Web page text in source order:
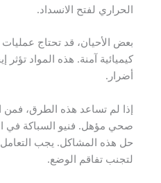
الحراري لفتح الانسداد.
بعض الأحيان، قد تحتاج
كيميائية آمنة. هذه المواد تؤثر
أضرار.
إذا لم تساعد هذه الطرق،
صحي مؤهل. فنيو السباكة في
حل هذه المشاكل. يجب
لتجنب تفاقم الوضع.